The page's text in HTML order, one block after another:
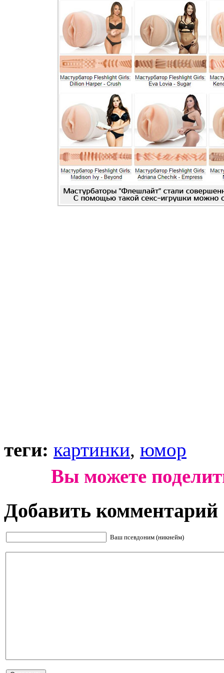
теги: картинки, юмор
Вы можете
Добавить комментарий
Ваш псевдоним (никнейм)